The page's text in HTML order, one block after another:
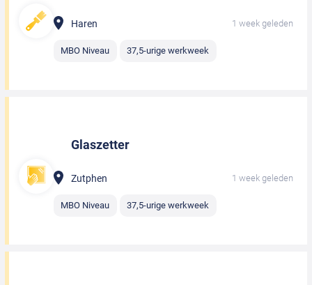
Haren 1 week geleden
MBO Niveau 37,5-urige werkweek
Glaszetter
Zutphen 1 week geleden
MBO Niveau 37,5-urige werkweek